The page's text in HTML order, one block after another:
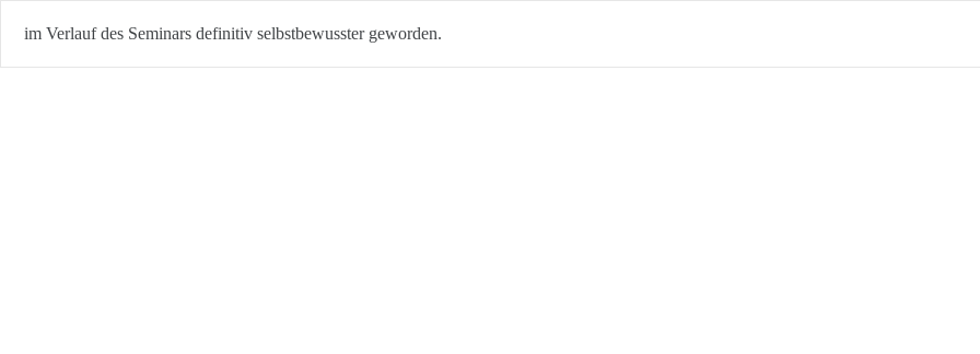
im Verlauf des Seminars definitiv selbstbewusster geworden.